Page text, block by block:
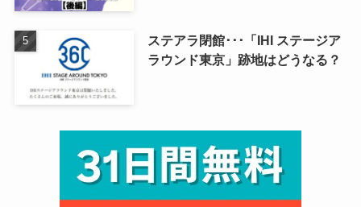
ステアラ閉館･･･「IHI ステージア
ラウンド東京」跡地はどうなる？